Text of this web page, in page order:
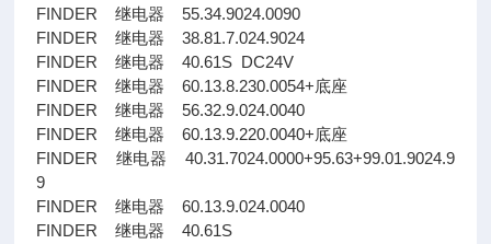
FINDER 继电器 55.34.9024.0090
FINDER 继电器 38.81.7.024.9024
FINDER 继电器 40.61S DC24V
FINDER 继电器 60.13.8.230.0054+底座
FINDER 继电器 56.32.9.024.0040
FINDER 继电器 60.13.9.220.0040+底座
FINDER 继电器 40.31.7024.0000+95.63+99.01.9024.9
9
FINDER 继电器 60.13.9.024.0040
FINDER 继电器 40.61S